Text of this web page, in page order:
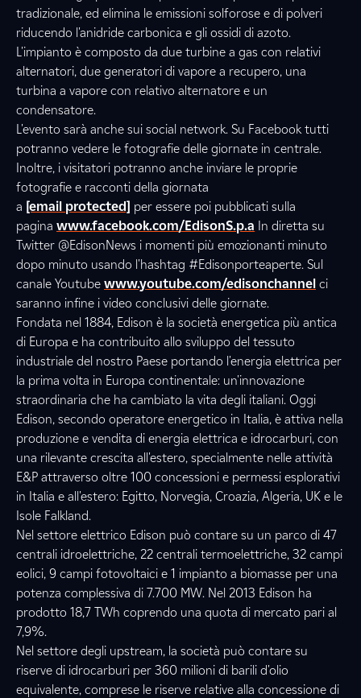
tradizionale, ed elimina le emissioni solforose e di polveri
riducendo l'anidride carbonica e gli ossidi di azoto.
L'impianto è composto da due turbine a gas con relativi
alternatori, due generatori di vapore a recupero, una
turbina a vapore con relativo alternatore e un
condensatore.
L'evento sarà anche sui social network. Su Facebook tutti
potranno vedere le fotografie delle giornate in centrale.
Inoltre, i visitatori potranno anche inviare le proprie
fotografie e racconti della giornata
a [email protected] per essere poi pubblicati sulla
pagina www.facebook.com/EdisonS.p.a In diretta su
Twitter @EdisonNews i momenti più emozionanti minuto
dopo minuto usando l'hashtag #Edisonporteaperte. Sul
canale Youtube www.youtube.com/edisonchannel ci
saranno infine i video conclusivi delle giornate.
Fondata nel 1884, Edison è la società energetica più antica
di Europa e ha contribuito allo sviluppo del tessuto
industriale del nostro Paese portando l'energia elettrica per
la prima volta in Europa continentale: un'innovazione
straordinaria che ha cambiato la vita degli italiani. Oggi
Edison, secondo operatore energetico in Italia, è attiva nella
produzione e vendita di energia elettrica e idrocarburi, con
una rilevante crescita all'estero, specialmente nelle attività
E&P attraverso oltre 100 concessioni e permessi esplorativi
in Italia e all'estero: Egitto, Norvegia, Croazia, Algeria, UK e le
Isole Falkland.
Nel settore elettrico Edison può contare su un parco di 47
centrali idroelettriche, 22 centrali termoelettriche, 32 campi
eolici, 9 campi fotovoltaici e 1 impianto a biomasse per una
potenza complessiva di 7.700 MW. Nel 2013 Edison ha
prodotto 18,7 TWh coprendo una quota di mercato pari al
7,9%.
Nel settore degli upstream, la società può contare su
riserve di idrocarburi per 360 milioni di barili d'olio
equivalente, comprese le riserve relative alla concessione di